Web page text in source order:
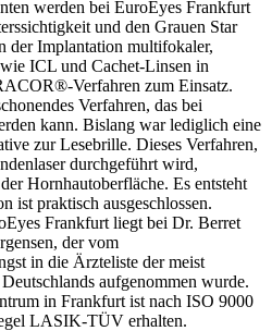
werden bei EuroEyes Frankfurt
und den Grauen Star
der Implantation multifokaler,
ICL und Cachet-Linsen in
Verfahren zum Einsatz.
Verfahren, das bei
kann. Bislang war lediglich eine
zur Lesebrille. Dieses Verfahren,
durchgeführt wird,
Hornhautoberfläche. Es entsteht
ist praktisch ausgeschlossen.
Frankfurt liegt bei Dr. Berret
der vom
in die Ärzteliste der meist
aufgenommen wurde.
in Frankfurt ist nach ISO 9000
LASIK-TÜV erhalten.